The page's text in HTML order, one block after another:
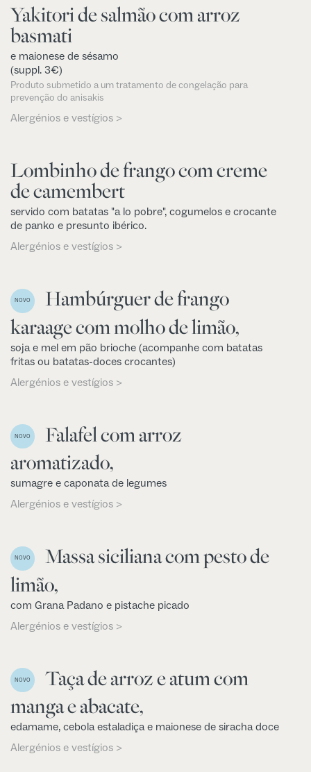
Yakitori de salmão com arroz
basmati
e maionese de sésamo
(suppl. 3€)
Produto submetido a um tratamento de congelação para
prevenção do anisakis
Alergénios e vestígios >
Lombinho de frango com creme
de camembert
servido com batatas "a lo pobre", cogumelos e crocante
de panko e presunto ibérico.
Alergénios e vestígios >
NOVO
Hambúrguer de frango
karaage com molho de limão,
soja e mel em pão brioche (acompanhe com batatas
fritas ou batatas-doces crocantes)
Alergénios e vestígios >
NOVO
Falafel com arroz
aromatizado,
sumagre e caponata de legumes
Alergénios e vestígios >
NOVO
Massa siciliana com pesto de
limão,
com Grana Padano e pistache picado
Alergénios e vestígios >
NOVO
Taça de arroz e atum com
manga e abacate,
edamame, cebola estaladiça e maionese de siracha doce
Alergénios e vestígios >